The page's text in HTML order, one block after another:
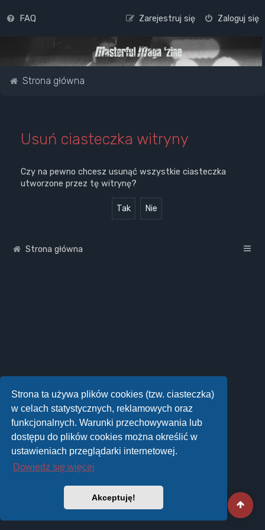
Strona ta używa plików cookies (tzw. ciasteczka)
w celach statystycznych, reklamowych oraz
funkcjonalnych. Warunki przechowywania lub
dostępu do plików cookies można określić w
ustawieniach przeglądarki internetowej.
Dowiedz się więcej
Akceptuję!
FAQ Zaloguj się
Zarejestruj się
Strona główna
Usuń ciasteczka witryny
Czy na pewno chcesz usunąć wszystkie ciasteczka
utworzone przez tę witrynę?
Strona główna